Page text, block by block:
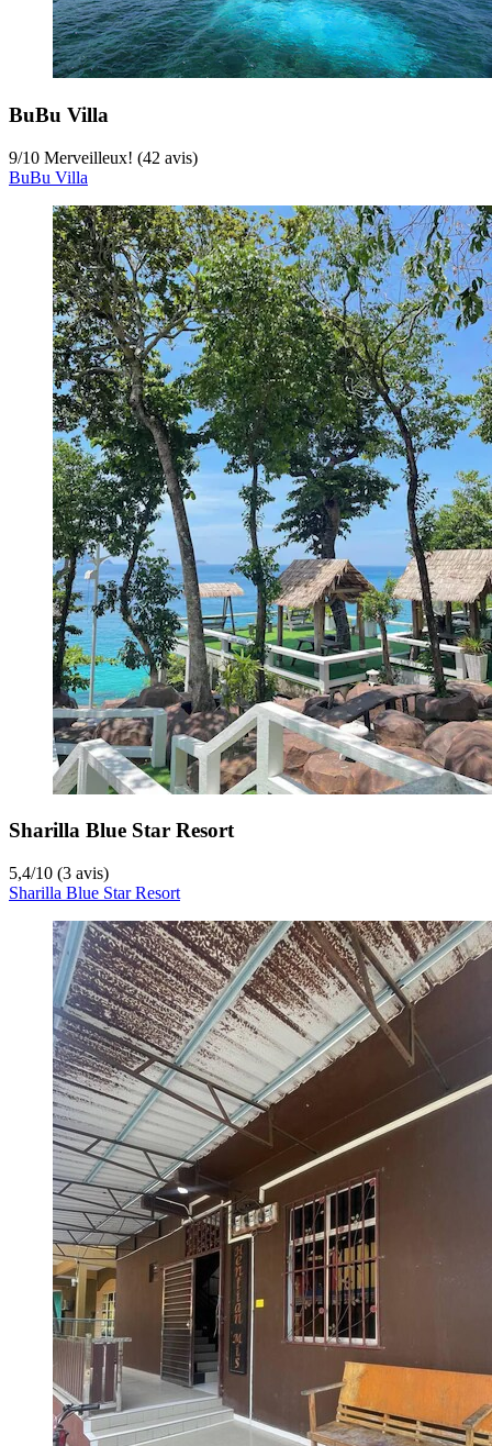
BuBu Villa
9/10 Merveilleux! (42 avis)
BuBu Villa
Sharilla Blue Star Resort
5,4/10 (3 avis)
Sharilla Blue Star Resort